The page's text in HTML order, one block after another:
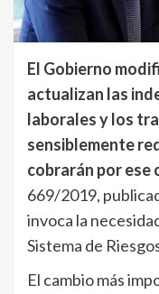
El Gobierno
actualizan las
laborales y los
sensiblemente
cobrarán por ese
669/2019,
invoca la
Sistema de
El cambio más